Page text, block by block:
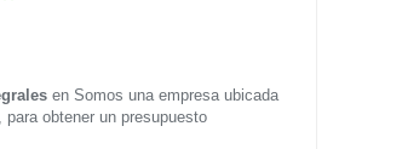
enSomos una empresa ubicada
obtener un presupuesto